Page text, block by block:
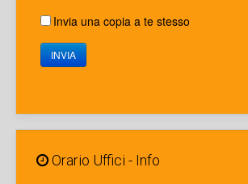
Invia una copia a te stesso
INVIA
Orario Uffici - Info